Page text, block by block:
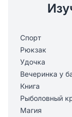
Спорт
Рюкзак
Удочка
Вечеринка у
Книга
Рыболовный
Магия